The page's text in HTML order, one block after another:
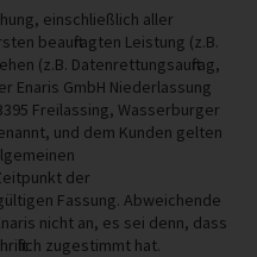
einschließlich aller
beauftragten Leistung (z.B.
(z.B. Datenrettungsauftrag,
Enaris GmbH Niederlassung
Freilassing, Wasserburger
und dem Kunden gelten
der
Fassung. Abweichende
nicht an, es sei denn, dass
zugestimmt hat.